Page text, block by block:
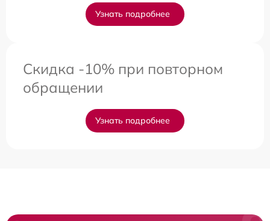
Узнать подробнее
Скидка -10% при повторном
обращении
Узнать подробнее